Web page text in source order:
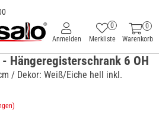
0
Warenkorb
Merkliste
0
Anmelden
Hängeregisterschrank 6 OH
/ Dekor: Weiß/Eiche hell inkl.